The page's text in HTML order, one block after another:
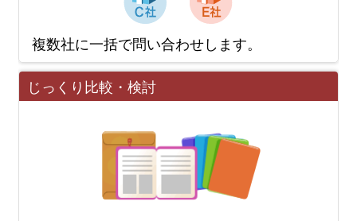
複数社に一括で問い合わせします。
じっくり比較・検討